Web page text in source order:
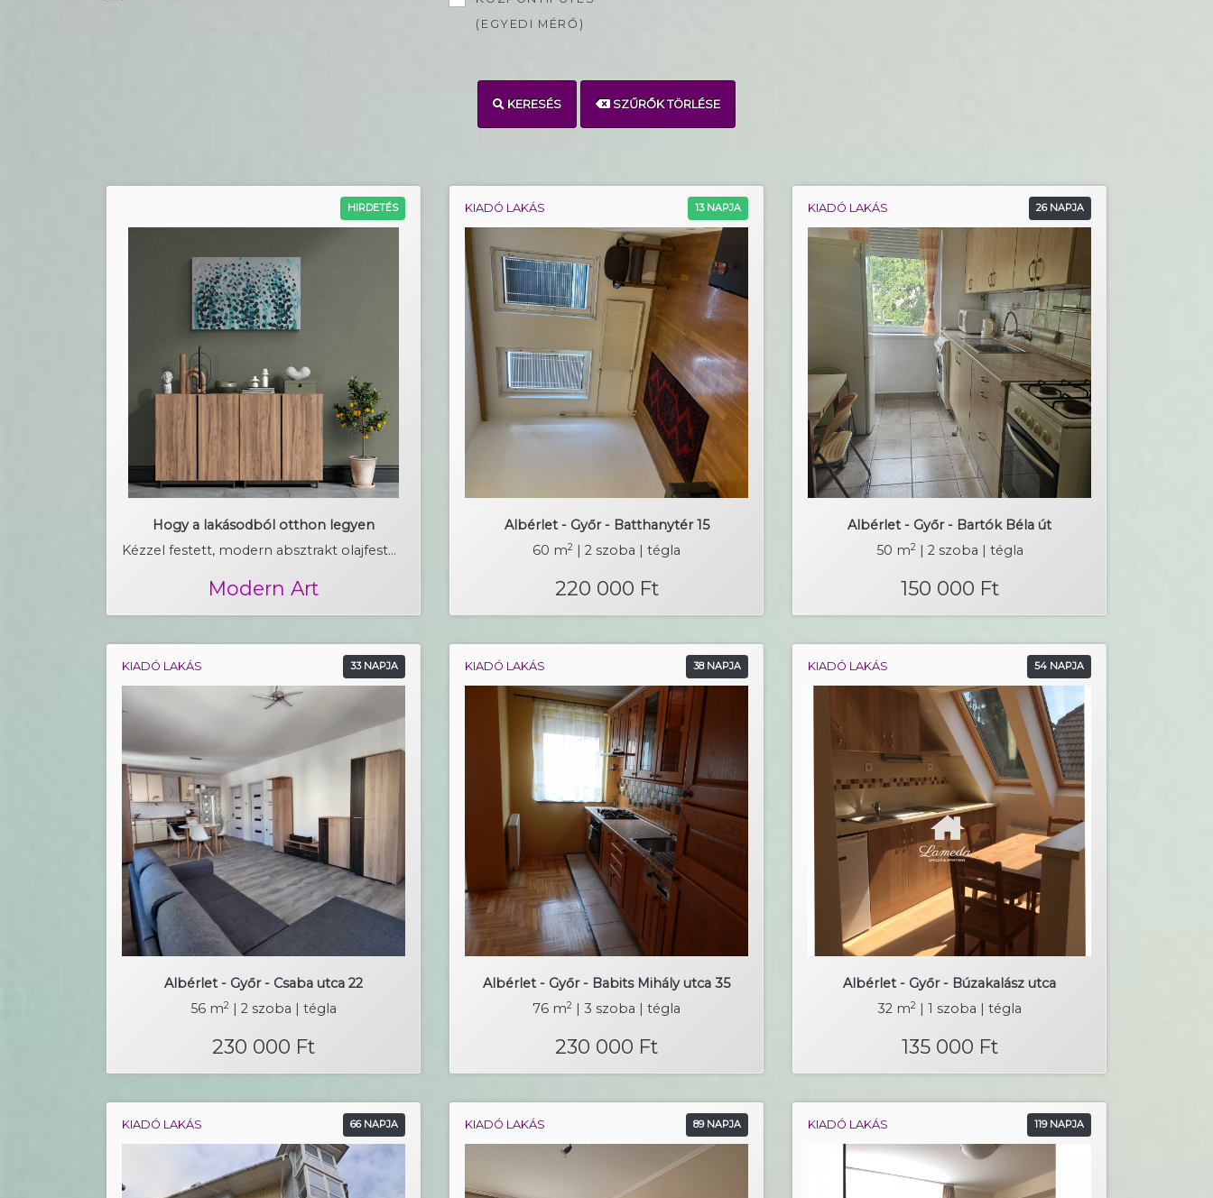
(EGYEDI MÉRŐ)
KERESÉS SZŰRŐK TÖRLÉSE
HIRDETÉS
Hogy a lakásodból otthon legyen
Kézzel festett, modern absztrakt olajfestmény
Modern Art
KIADÓ LAKÁS 13 NAPJA
Albérlet - Győr - Batthanytér 15
60 m2 | 2 szoba | tégla
220 000 Ft
KIADÓ LAKÁS 26 NAPJA
Albérlet - Győr - Bartók Béla út
50 m2| 2 szoba | tégla
150 000 Ft
KIADÓ LAKÁS 33 NAPJA
Albérlet - Győr - Csaba utca 22
56 m2 | 2 szoba | tégla
230 000 Ft
KIADÓ LAKÁS 38 NAPJA
Albérlet - Győr - Babits Mihály utca 35
76 m2 | 3 szoba | tégla
230 000 Ft
KIADÓ LAKÁS 54 NAPJA
Albérlet - Győr - Búzakalász utca
32 m2 | 1 szoba | tégla
135 000 Ft
KIADÓ LAKÁS 66 NAPJA KIADÓ LAKÁS 89 NAPJA KIADÓ LAKÁS 119 NAPJA